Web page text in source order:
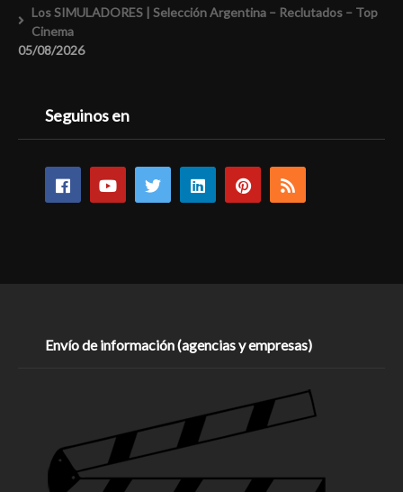
Los SIMULADORES | Selección Argentina – Reclutados – Top
Cinema
05/08/2026
Seguinos en
Envío de información (agencias y empresas)